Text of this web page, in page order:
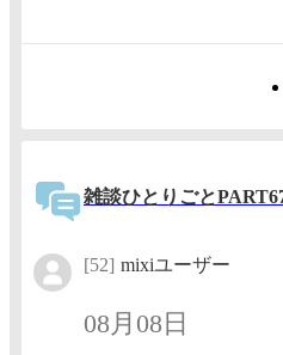
雑談ひとりごと
[52] mixiユーザー
08月08日